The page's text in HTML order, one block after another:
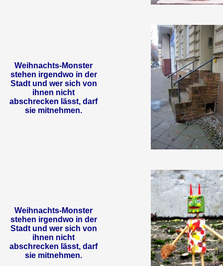
Weihnachts-Monster
stehen irgendwo in der
Stadt und wer sich von
ihnen nicht
abschrecken lässt, darf
sie mitnehmen.
Weihnachts-Monster
stehen irgendwo in der
Stadt und wer sich von
ihnen nicht
abschrecken lässt, darf
sie mitnehmen.